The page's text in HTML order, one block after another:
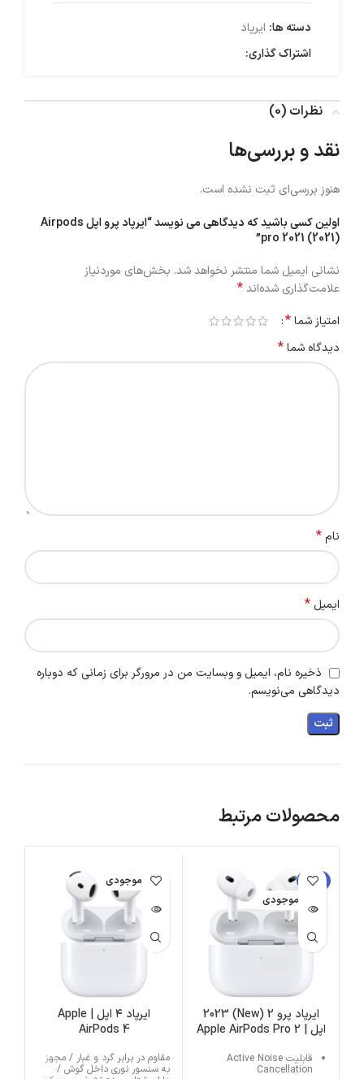
دسته ها: ایرپاد
اشتراک گذاری:
نظرات (0)
نقد و بررسی‌ها
هنوز بررسی‌ای ثبت نشده است.
اولین کسی باشید که دیدگاهی می نویسد “ایرپاد پرو اپل Airpods
pro 2021 (2021)”
نشانی ایمیل شما منتشر نخواهد شد. بخش‌های موردنیاز
علامت‌گذاری شده‌اند*
امتیاز شما*
دیدگاه شما*
نام*
ایمیل *
ذخیره نام، ایمیل و وبسایت من در مرورگر برای زمانی که دوباره
دیدگاهی می‌نویسم.
محصولات مرتبط
-9%
اتمام موجودی
ایرپاد پرو 2 (New) 2023
اپل | Apple AirPods Pro 2
قابلیت Active Noise
Cancellation
اتمام موجودی
ایرپاد ۴ اپل | Apple
AirPods 4
مقاوم در برابر گرد و غبار / مجهز
به سنسور نوری داخل گوش /